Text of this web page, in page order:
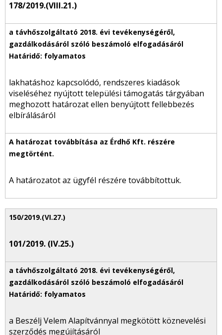
178/2019.(VIII.21.)
lakhatáshoz kapcsolódó, rendszeres kiadások
viseléséhez nyújtott települési támogatás tárgyában
meghozott határozat ellen benyújtott fellebbezés
elbírálásáról
A határozatot az ügyfél részére továbbítottuk.
101/2019. (IV.25.)
a Beszélj Velem Alapítvánnyal megkötött köznevelési
szerződés megújításáról